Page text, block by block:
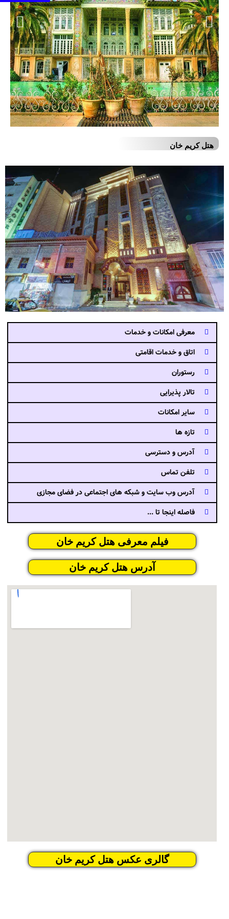
هتل کریم خان
معرفی امکانات و خدمات
اتاق و خدمات اقامتی
رستوران
تالار پذیرایی
سایر امکانات
تازه ها
آدرس و دسترسی
تلفن تماس
آدرس وب سایت و شبکه های اجتماعی در فضای مجازی
فاصله اینجا تا ...
فیلم معرفی هتل کریم خان
آدرس هتل کریم خان
گالری عکس هتل کریم خان